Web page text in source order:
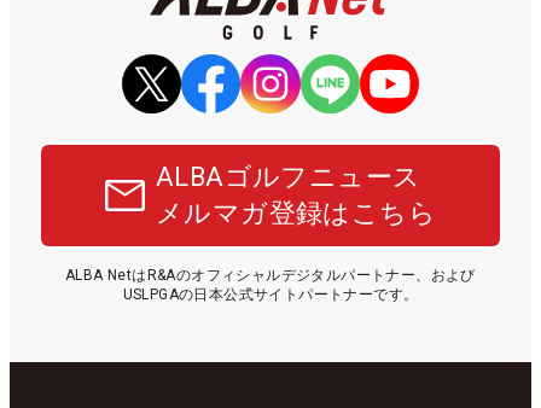
ALBAゴルフニュース
メルマガ登録はこちら
ALBA NetはR&Aのオフィシャルデジタルパートナー、および
USLPGAの日本公式サイトパートナーです。